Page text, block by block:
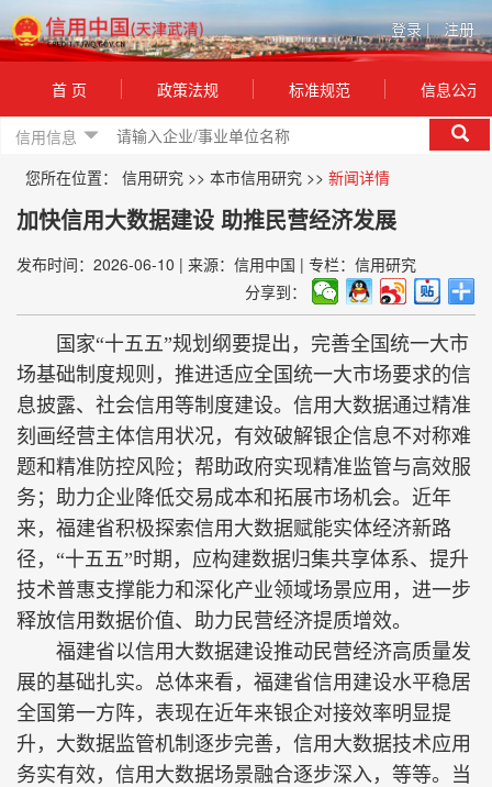
登录| 注册
首 页 政策法规 标准规范 信息公示
信用信息
您所在位置： 信用研究 >> 本市信用研究 >> 新闻详情
加快信用大数据建设 助推民营经济发展
发布时间：2026-06-10 | 来源：信用中国 | 专栏：信用研究
分享到：
国家“十五五”规划纲要提出，完善全国统一大市
场基础制度规则，推进适应全国统一大市场要求的信
息披露、社会信用等制度建设。信用大数据通过精准
刻画经营主体信用状况，有效破解银企信息不对称难
题和精准防控风险；帮助政府实现精准监管与高效服
务；助力企业降低交易成本和拓展市场机会。近年
来，福建省积极探索信用大数据赋能实体经济新路
径，“十五五”时期，应构建数据归集共享体系、提升
技术普惠支撑能力和深化产业领域场景应用，进一步
释放信用数据价值、助力民营经济提质增效。
福建省以信用大数据建设推动民营经济高质量发
展的基础扎实。总体来看，福建省信用建设水平稳居
全国第一方阵，表现在近年来银企对接效率明显提
升，大数据监管机制逐步完善，信用大数据技术应用
务实有效，信用大数据场景融合逐步深入，等等。当